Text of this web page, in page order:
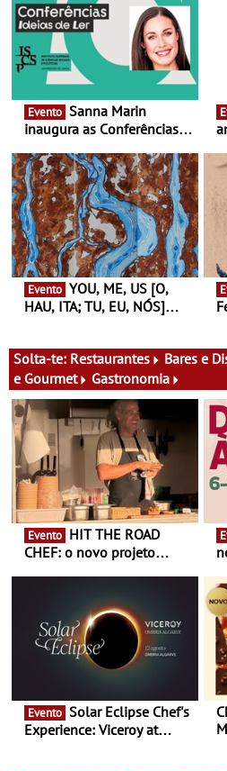
Evento
inaugura as Conferências
Antiga primeira-ministra da
Finlândia é a convidada da
primeira edição do novo
ciclo de debates dedicado
aos grandes temas do
nosso tempo
Evento
HAU, ITA; TU, EU, NÓS]
13 de Dezembro
Solta-te: Restaurantes Bares e
e Gourmet
Gastronomia
Evento
CHEF: o novo projeto
conceito gastronómico
itinerante que percorre
Portugal
Evento
Experience: Viceroy at